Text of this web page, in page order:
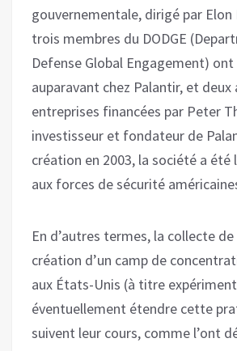
gouvernementale, dirigé par Elon
trois membres du DODGE
Defense Global Engagement)
auparavant chez Palantir, et deux
entreprises financées par Peter
investisseur et fondateur de
création en 2003, la société a été
aux forces de sécurité
En d’autres termes, la collecte
création d’un camp de
aux États-Unis (à titre
éventuellement étendre cette
suivent leur cours, comme l’ont